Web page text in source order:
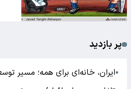
پر بازدید
●ایران، خانه‌ای برای همه؛ مسیر